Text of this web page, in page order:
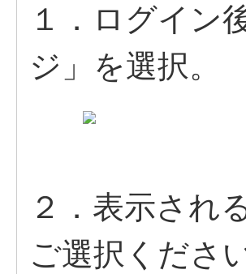
１．ログイン
ジ」を選択。
２．表示され
ご選択くださ